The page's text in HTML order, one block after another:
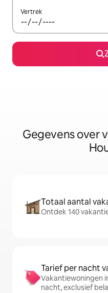
Vertrek
Gegevens over
Totaal aantal
Ontdek 140
Tarief per nacht
Vakantiewoningen
nacht, exclusief